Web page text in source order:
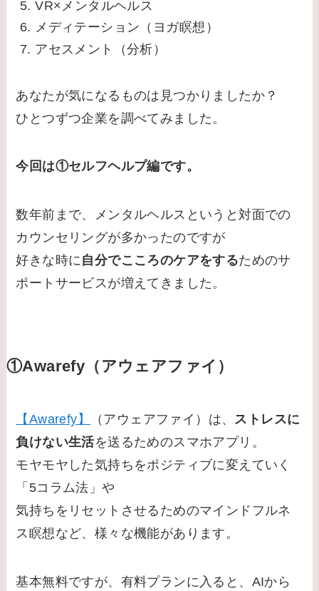
VR×メンタルヘルス
メディテーション（ヨガ瞑想）
アセスメント（分析）
あなたが気になるものは見つかりましたか？
ひとつずつ企業を調べてみました。
今回は①セルフヘルプ編です。
数年前まで、メンタルヘルスというと対面での
カウンセリングが多かったのですが
好きな時に自分でこころのケアをするためのサ
ポートサービスが増えてきました。
①Awarefy（アウェアファイ）
【Awarefy】 （アウェアファイ）は、 ストレスに
負けない生活を送るためのスマホアプリ。
モヤモヤした気持ちをポジティブに変えていく
「5コラム法」や
気持ちをリセットさせるためのマインドフルネ
ス瞑想など、様々な機能があります。
基本無料ですが、有料プランに入ると、AIから